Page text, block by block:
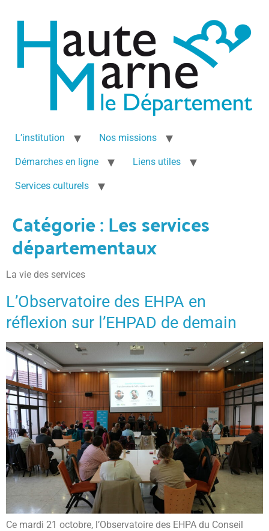
L’institution Nos missions
Démarches en ligne Liens utiles
Services culturels
Catégorie :Les services
départementaux
La vie des services
L’Observatoire des EHPA en
réflexion sur l’EHPAD de demain
Ce mardi 21 octobre, l’Observatoire des EHPA du Conseil